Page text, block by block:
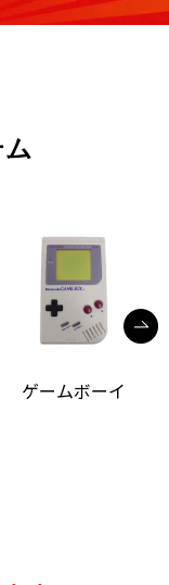
ゲームボーイ